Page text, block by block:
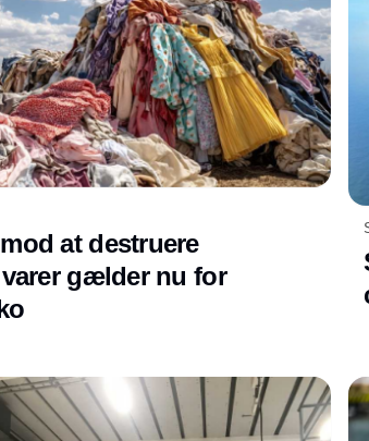
on performance, flexibility,
equipment lifecycle for long-
transport.
at destruere
gælder nu for